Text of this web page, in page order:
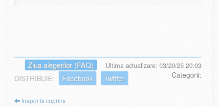
Ultima actualizare: 03/20/25 20:03
Ziua alegerilor (FAQ)
Categorii:
DISTRIBUIE: Facebook Twitter
Înapoi la cuprins